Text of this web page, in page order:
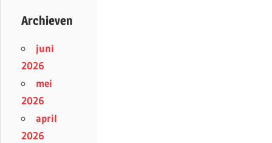
Archieven
juni
2026
mei
2026
april
2026